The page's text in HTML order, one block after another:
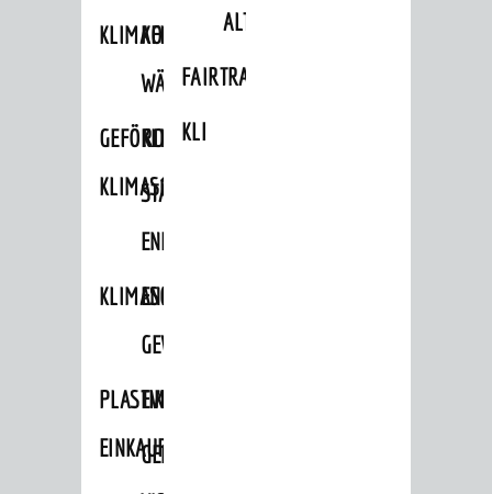
KLIMAFITKOMMUNALE
WÄRMEPLANUNG
GEFÖRDERTE
KLIMASCHUTZMASSNAHMEN
KLIMASCHUTZKONZEPT
STÄDTISCHES
ENERGIEMANAGEMENT
KLIMASCHUTZKOMMISSION
ENERGIEKARAWANE
GEWERBE
PLASTIKTÜTENFREIE
EINKAUFSSTADT
EVENTS
GEMEINSAME
ALTLASTEN
FAIRTRADE
KLEIDERTAUSCHBÖRSE